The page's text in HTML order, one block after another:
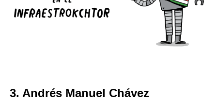
3. Andrés Manuel Chávez